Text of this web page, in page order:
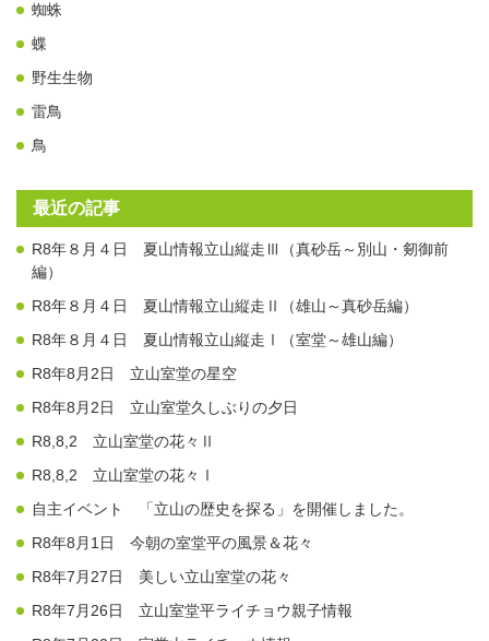
蜘蛛
蝶
野生生物
雷鳥
鳥
最近の記事
R8年８月４日 夏山情報立山縦走Ⅲ（真砂岳～別山・剱御前
編）
R8年８月４日 夏山情報立山縦走Ⅱ（雄山～真砂岳編）
R8年８月４日 夏山情報立山縦走Ⅰ（室堂～雄山編）
R8年8月2日 立山室堂の星空
R8年8月2日 立山室堂久しぶりの夕日
R8,8,2 立山室堂の花々Ⅱ
R8,8,2 立山室堂の花々Ⅰ
自主イベント 「立山の歴史を探る」を開催しました。
R8年8月1日 今朝の室堂平の風景＆花々
R8年7月27日 美しい立山室堂の花々
R8年7月26日 立山室堂平ライチョウ親子情報